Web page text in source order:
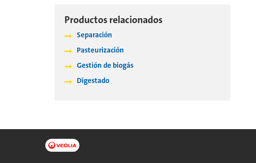
Productos relacionados
Separación
Pasteurización
Gestión de biogás
Digestado